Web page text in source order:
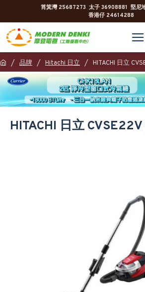
筲箕灣 25687273 太子 36908881 堅尼
香港仔 24614288
品牌 Hitachi 日立 HITACHI 日立
HITACHI 日立